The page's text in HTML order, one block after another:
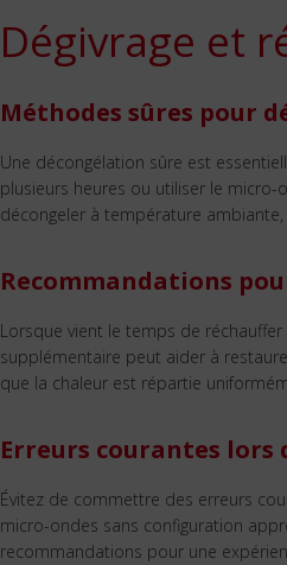
Dégivrage et
Méthodes sûres pour
Une décongélation sûre est
plusieurs heures ou utiliser le micro-
décongeler à température
Recommandations
Lorsque vient le temps de
supplémentaire peut aider à
que la chaleur est répartie
Erreurs courantes lors
Évitez de commettre des erreurs
micro-ondes sans configuration
recommandations pour une